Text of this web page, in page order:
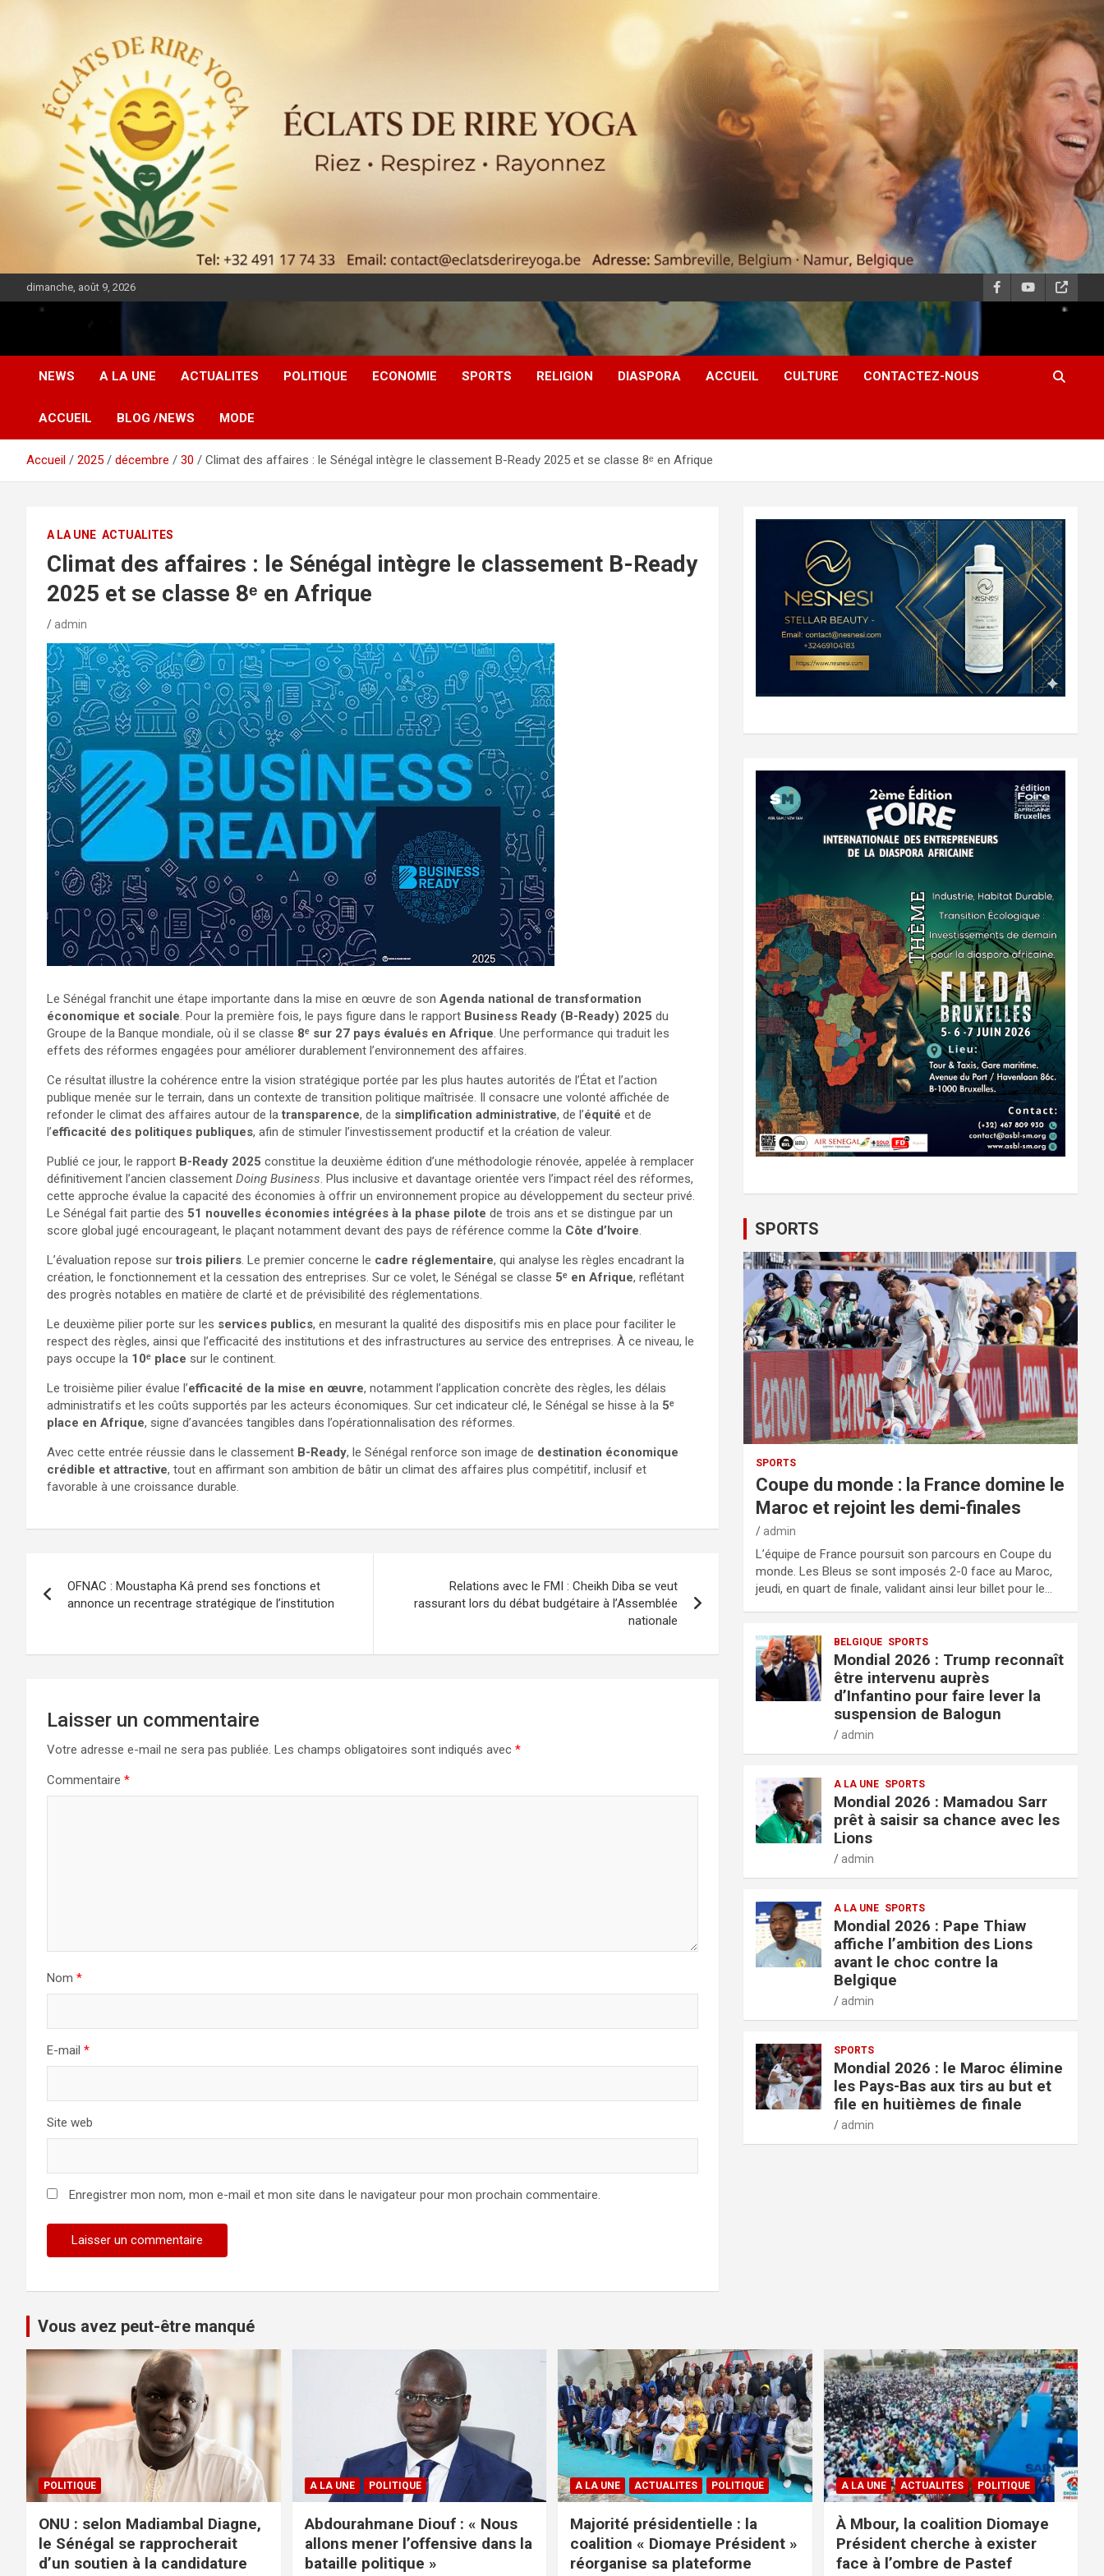
dimanche, août 9, 2026
DIASPORA PULSE
NEWS A LA UNE ACTUALITES POLITIQUE ECONOMIE SPORTS RELIGION DIASPORA ACCUEIL CULTURE CONTACTEZ-NOUS
ACCUEIL BLOG /NEWS MODE
Accueil 2025 décembre 30 Climat des affaires : le Sénégal intègre le classement B-Ready 2025 et se classe 8ᵉ en Afrique
A LA UNE ACTUALITES
Climat des affaires : le Sénégal intègre le classement B-Ready
2025 et se classe 8ᵉ en Afrique
admin
Le Sénégal franchit une étape importante dans la mise en œuvre de son Agenda national de transformation
économique et sociale. Pour la première fois, le pays figure dans le rapport Business Ready (B-Ready) 2025 du
Groupe de la Banque mondiale, où il se classe 8ᵉ sur 27 pays évalués en Afrique. Une performance qui traduit les
effets des réformes engagées pour améliorer durablement l’environnement des affaires.
Ce résultat illustre la cohérence entre la vision stratégique portée par les plus hautes autorités de l’État et l’action
publique menée sur le terrain, dans un contexte de transition politique maîtrisée. Il consacre une volonté affichée de
refonder le climat des affaires autour de latransparence, de la simplification administrative, de l’équité et de
l’efficacité des politiques publiques, afin de stimuler l’investissement productif et la création de valeur.
Publié ce jour, le rapport B-Ready 2025 constitue la deuxième édition d’une méthodologie rénovée, appelée à remplacer
définitivement l’ancien classement Doing Business. Plus inclusive et davantage orientée vers l’impact réel des réformes,
cette approche évalue la capacité des économies à offrir un environnement propice au développement du secteur privé.
Le Sénégal fait partie des 51 nouvelles économies intégrées à la phase pilote de trois ans et se distingue par un
score global jugé encourageant, le plaçant notamment devant des pays de référence comme la Côte d’Ivoire.
L’évaluation repose surtrois piliers. Le premier concerne le cadre réglementaire, qui analyse les règles encadrant la
création, le fonctionnement et la cessation des entreprises. Sur ce volet, le Sénégal se classe 5ᵉ en Afrique, reflétant
des progrès notables en matière de clarté et de prévisibilité des réglementations.
Le deuxième pilier porte sur les services publics, en mesurant la qualité des dispositifs mis en place pour faciliter le
respect des règles, ainsi que l’efficacité des institutions et des infrastructures au service des entreprises. À ce niveau, le
pays occupe la 10ᵉ place sur le continent.
Le troisième pilier évalue l’efficacité de la mise en œuvre, notamment l’application concrète des règles, les délais
administratifs et les coûts supportés par les acteurs économiques. Sur cet indicateur clé, le Sénégal se hisse à la 5ᵉ
place en Afrique, signe d’avancées tangibles dans l’opérationnalisation des réformes.
Avec cette entrée réussie dans le classement B-Ready, le Sénégal renforce son image de destination économique
crédible et attractive, tout en affirmant son ambition de bâtir un climat des affaires plus compétitif, inclusif et
favorable à une croissance durable.
OFNAC : Moustapha Kâ prend ses fonctions et
annonce un recentrage stratégique de l’institution
Relations avec le FMI : Cheikh Diba se veut
rassurant lors du débat budgétaire à l’Assemblée
nationale
Laisser un commentaire
Votre adresse e-mail ne sera pas publiée. Les champs obligatoires sont indiqués avec *
Commentaire *
Nom *
E-mail *
Site web
Enregistrer mon nom, mon e-mail et mon site dans le navigateur pour mon prochain commentaire.
SPORTS
SPORTS
Coupe du monde : la France domine le
Maroc et rejoint les demi-finales
admin
L’équipe de France poursuit son parcours en Coupe du
monde. Les Bleus se sont imposés 2-0 face au Maroc,
jeudi, en quart de finale, validant ainsi leur billet pour le…
BELGIQUE SPORTS
Mondial 2026 : Trump reconnaît
être intervenu auprès
d’Infantino pour faire lever la
suspension de Balogun
admin
A LA UNE SPORTS
Mondial 2026 : Mamadou Sarr
prêt à saisir sa chance avec les
Lions
admin
A LA UNE SPORTS
Mondial 2026 : Pape Thiaw
affiche l’ambition des Lions
avant le choc contre la
Belgique
admin
SPORTS
Mondial 2026 : le Maroc élimine
les Pays-Bas aux tirs au but et
file en huitièmes de finale
admin
Vous avez peut-être manqué
POLITIQUE
ONU : selon Madiambal Diagne,
le Sénégal se rapprocherait
d’un soutien à la candidature
A LA UNE POLITIQUE
Abdourahmane Diouf : « Nous
allons mener l’offensive dans la
bataille politique »
A LA UNE ACTUALITES POLITIQUE
Majorité présidentielle : la
coalition « Diomaye Président »
réorganise sa plateforme
A LA UNE ACTUALITES POLITIQUE
À Mbour, la coalition Diomaye
Président cherche à exister
face à l’ombre de Pastef